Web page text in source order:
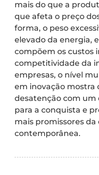
mais do que a
que afeta o preço
forma, o peso
elevado da energia,
compõem os custos
competitividade da
empresas, o nível
em inovação mostra
desatenção com um
para a conquista e
mais promissores da
contemporânea.